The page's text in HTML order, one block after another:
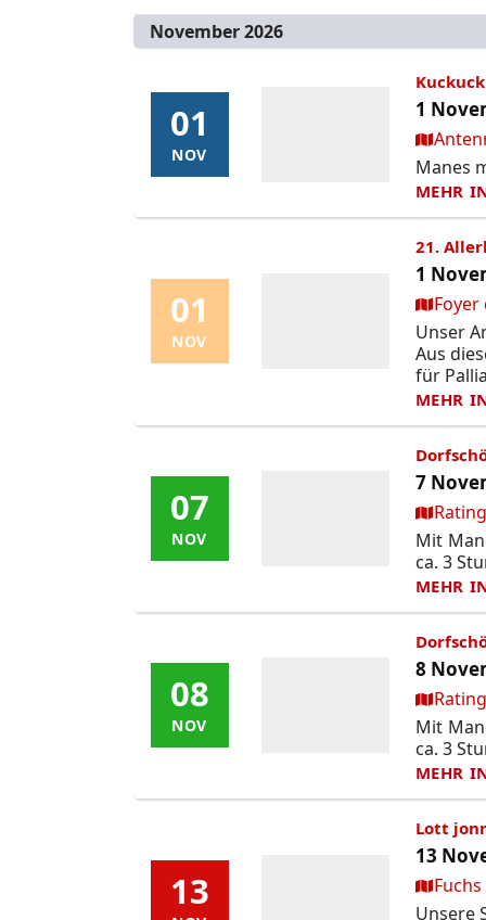
November 2026
01
NOV
01
NOV
1
Ort:
Manes
MEHR
01
NOV
01
NOV
21.
1
Ort:
Unser
Aus
für
MEHR
07
NOV
07
NOV
7
Ort:
Mit
ca. 3
MEHR
08
NOV
08
NOV
8
Ort:
Mit
ca. 3
MEHR
13
13
Lott
13
Ort:
Unsere